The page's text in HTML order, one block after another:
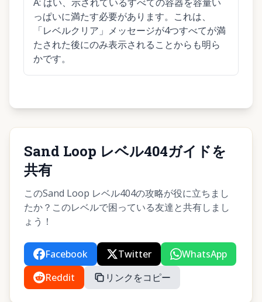
っぱいに満たす必要があります。これは、
「レベルクリア」メッセージが4つすべてが満
たされた後にのみ表示されることからも明ら
かです。
Sand Loop レベル404ガイドを
共有
このSand Loop レベル404の攻略が役に立ちまし
たか？このレベルで困っている友達と共有しまし
ょう！
Facebook Twitter
WhatsApp
Reddit
リンクをコピー